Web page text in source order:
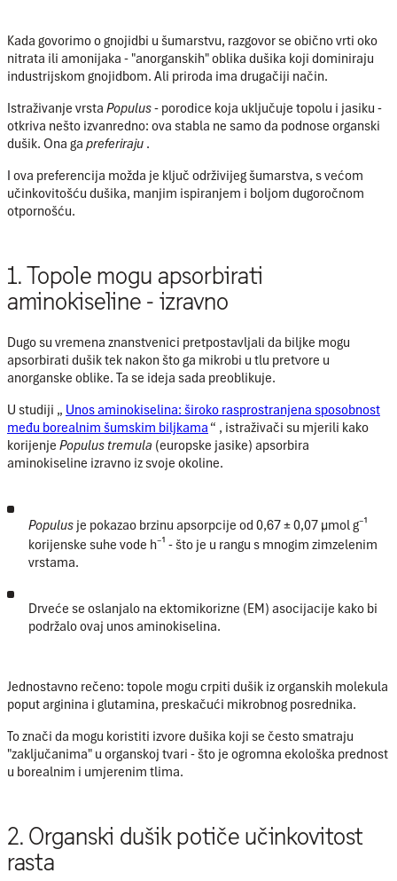
Kada govorimo o gnojidbi u šumarstvu, razgovor se obično vrti oko
nitrata ili amonijaka - "anorganskih" oblika dušika koji dominiraju
industrijskom gnojidbom. Ali priroda ima drugačiji način.
Istraživanje vrsta Populus- porodice koja uključuje topolu i jasiku -
otkriva nešto izvanredno: ova stabla ne samo da podnose organski
dušik. Ona ga preferiraju .
I ova preferencija možda je ključ održivijeg šumarstva, s većom
učinkovitošću dušika, manjim ispiranjem i boljom dugoročnom
otpornošću.
1. Topole mogu apsorbirati
aminokiseline - izravno
Dugo su vremena znanstvenici pretpostavljali da biljke mogu
apsorbirati dušik tek nakon što ga mikrobi u tlu pretvore u
anorganske oblike. Ta se ideja sada preoblikuje.
U studiji „ Unos aminokiselina: široko rasprostranjena sposobnost
među borealnim šumskim biljkama “ , istraživači su mjerili kako
korijenje Populus tremula (europske jasike) apsorbira
aminokiseline izravno iz svoje okoline.
Populus je pokazao brzinu apsorpcije od 0,67 ± 0,07 µmol g⁻¹
korijenske suhe vode h⁻¹ - što je u rangu s mnogim zimzelenim
vrstama.
Drveće se oslanjalo na ektomikorizne (EM) asocijacije kako bi
podržalo ovaj unos aminokiselina.
Jednostavno rečeno: topole mogu crpiti dušik iz organskih molekula
poput arginina i glutamina, preskačući mikrobnog posrednika.
To znači da mogu koristiti izvore dušika koji se često smatraju
"zaključanima" u organskoj tvari - što je ogromna ekološka prednost
u borealnim i umjerenim tlima.
2. Organski dušik potiče učinkovitost
rasta